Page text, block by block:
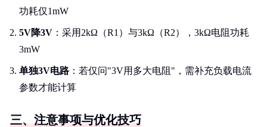
功耗仅1mW
5V降3V ：采用2kΩ（R1）与3kΩ（R2），3kΩ电阻功耗
3mW
单独3V电路 ：若仅问"3V用多大电阻"，需补充负载电流
参数才能计算
三、注意事项与优化技巧